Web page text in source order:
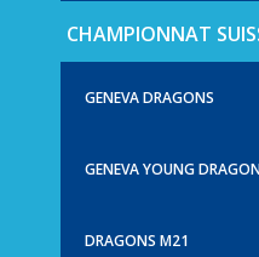
CHAMPIONNAT
GENEVA DRAGONS
GENEVA YOUNG
DRAGONS M21